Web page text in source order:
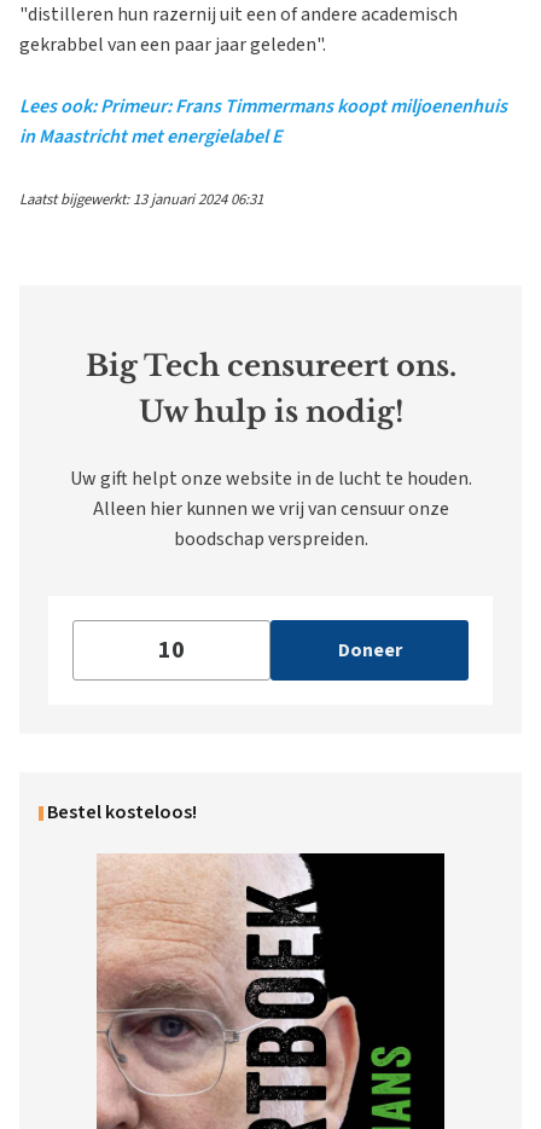
"distilleren hun razernij uit een of andere academisch
gekrabbel van een paar jaar geleden".
Lees ook: Primeur: Frans Timmermans koopt miljoenenhuis
in Maastricht met energielabel E
Laatst bijgewerkt: 13 januari 2024 06:31
Big Tech censureert ons.
Uw hulp is nodig!
Uw gift helpt onze website in de lucht te houden.
Alleen hier kunnen we vrij van censuur onze
boodschap verspreiden.
Doneer
Bestel kosteloos!